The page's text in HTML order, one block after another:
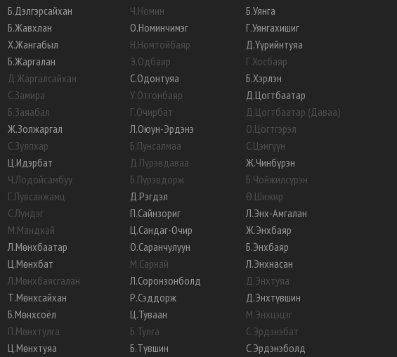
Б.Дэлгэрсайхан
Б.Жавхлан
Х.Жангабыл
Б.Жаргалан
Д.Жаргалсайхан
С.Замира
Б.Заяабал
Ж.Золжаргал
С.Зулпхар
Ц.Идэрбат
Ч.Лодойсамбуу
Г.Лувсанжамц
С.Лүндэг
М.Мандхай
Л.Мөнхбаатар
Ц.Мөнхбат
Л.Мөнхбаясгалан
Т.Мөнхсайхан
Б.Мөнхсоёл
П.Мөнхтулга
Ц.Мөнхтуяа
Ч.Номин
О.Номинчимэг
Н.Номтойбаяр
Э.Одбаяр
С.Одонтуяа
У.Отгонбаяр
Г.Очирбат
Л.Оюун-Эрдэнэ
Б.Пунсалмаа
Д.Пүрэвдаваа
Б.Пүрэвдорж
Д.Рэгдэл
П.Сайнзориг
Ц.Сандаг-Очир
О.Саранчулуун
М.Сарнай
Л.Соронзонболд
Р.Сэддорж
Ц.Туваан
Б.Тулга
Б.Түвшин
Б.Уянга
Г.Уянгахишиг
Д.Үүрийнтуяа
Г.Хосбаяр
Б.Хэрлэн
Д.Цогтбаатар
Д.Цогтбаатар (Даваа)
О.Цогтгэрэл
С.Цэнгүүн
Ж.Чинбүрэн
Б.Чойжилсүрэн
Ө.Шижир
Л.Энх-Амгалан
Ж.Энхбаяр
Б.Энхбаяр
Л.Энхнасан
Д.Энхтуяа
Д.Энхтүвшин
М.Энхцэцэг
С.Эрдэнэбат
С.Эрдэнэболд